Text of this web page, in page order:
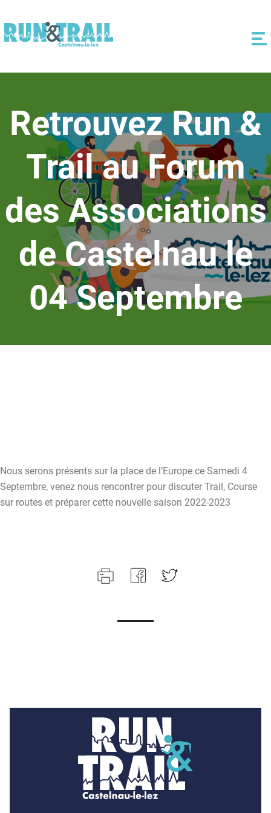
Retrouvez Run &
Trail au Forum
des Associations
de Castelnau le
04 Septembre
Nous serons présents sur la place de l’Europe ce Samedi 4
Septembre, venez nous rencontrer pour discuter Trail, Course
sur routes et préparer cette nouvelle saison 2022-2023